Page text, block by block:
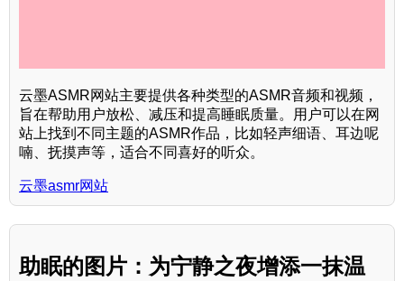
云墨ASMR网站主要提供各种类型的ASMR音频和视频，
旨在帮助用户放松、减压和提高睡眠质量。用户可以在网
站上找到不同主题的ASMR作品，比如轻声细语、耳边呢
喃、抚摸声等，适合不同喜好的听众。
云墨asmr网站
助眠的图片：为宁静之夜增添一抹温